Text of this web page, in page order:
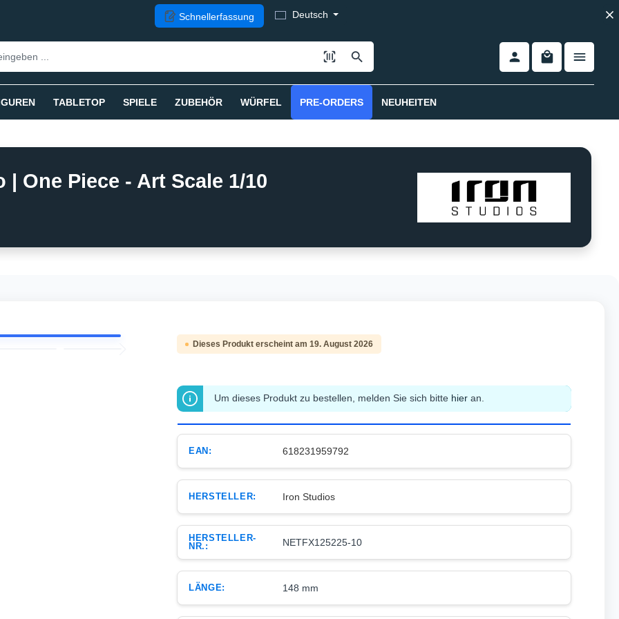
Schnellerfassung Deutsch
TABLETOP SPIELE ZUBEHÖR WÜRFEL PRE-ORDERS NEUHEITEN
One Piece - Art Scale 1/10
Dieses Produkt erscheint am 19. August 2026
Um dieses Produkt zu bestellen, melden Sie sich bitte hier an.
EAN: 618231959792
HERSTELLER: Iron Studios
HERSTELLER-
NR.:
NETFX125225-10
LÄNGE: 148 mm